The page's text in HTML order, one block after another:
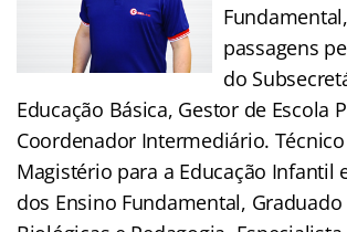
passagens
do
Educação Básica, Gestor de Escola
Coordenador Intermediário.
Magistério para a Educação Infantil
dos Ensino Fundamental, Graduado